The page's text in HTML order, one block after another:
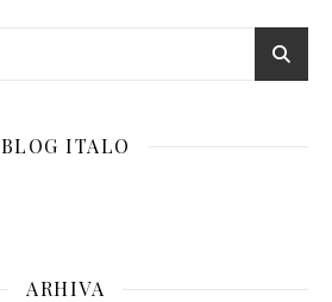
BLOG ITALO
ARHIVA